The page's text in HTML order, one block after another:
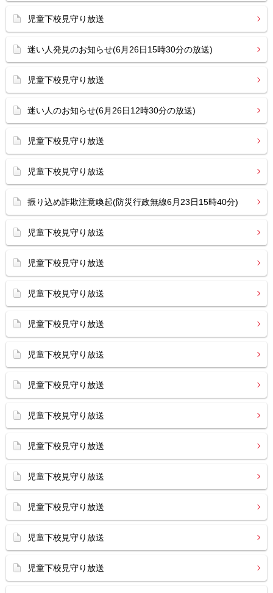
児童下校見守り放送
迷い人発見のお知らせ(6月26日15時30分の放送)
児童下校見守り放送
迷い人のお知らせ(6月26日12時30分の放送)
児童下校見守り放送
児童下校見守り放送
振り込め詐欺注意喚起(防災行政無線6月23日15時40分)
児童下校見守り放送
児童下校見守り放送
児童下校見守り放送
児童下校見守り放送
児童下校見守り放送
児童下校見守り放送
児童下校見守り放送
児童下校見守り放送
児童下校見守り放送
児童下校見守り放送
児童下校見守り放送
児童下校見守り放送